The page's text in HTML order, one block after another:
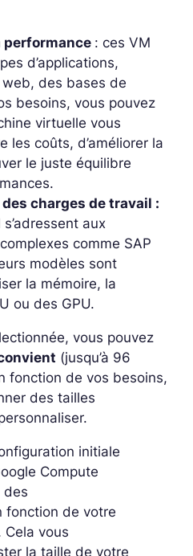
performance : ces VM
d’applications,
des bases de
besoins, vous pouvez
virtuelle vous
les coûts, d’améliorer la
le juste équilibre
charges de travail :
aux
comme SAP
modèles sont
la mémoire, la
ou des GPU.
vous pouvez
(jusqu’à 96
fonction de vos besoins,
des tailles
initiale
Compute
des
fonction de votre
vous
la taille de votre